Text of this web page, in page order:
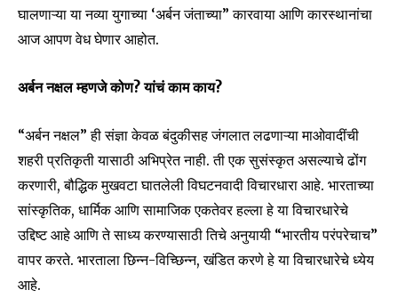
घालणाऱ्या या नव्या युगाच्या ‘अर्बन जंताच्या” कारवाया आणि कारस्थानांचा
आज आपण वेध घेणार आहोत.
अर्बन नक्षल म्हणजे कोण? यांचं काम काय?
“अर्बन नक्षल” ही संज्ञा केवळ बंदुकीसह जंगलात लढणाऱ्या माओवादींची
शहरी प्रतिकृती यासाठी अभिप्रेत नाही. ती एक सुसंस्कृत असल्याचे ढोंग
करणारी, बौद्धिक मुखवटा घातलेली विघटनवादी विचारधारा आहे. भारताच्या
सांस्कृतिक, धार्मिक आणि सामाजिक एकतेवर हल्ला हे या विचारधारेचे
उद्दिष्ट आहे आणि ते साध्य करण्यासाठी तिचे अनुयायी “भारतीय परंपरेचाच”
वापर करते. भारताला छिन्न-विच्छिन्न, खंडित करणे हे या विचारधारेचे ध्येय
आहे.